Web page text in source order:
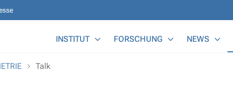
INSTITUT FORSCHUNG NEWS
Talk